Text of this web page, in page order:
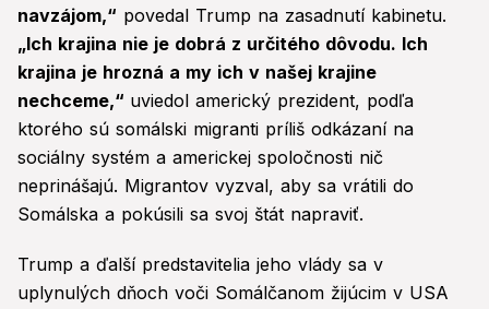
navzájom,“ povedal Trump na zasadnutí kabinetu.
„Ich krajina nie je dobrá z určitého dôvodu. Ich
krajina je hrozná a my ich v našej krajine
nechceme,“ uviedol americký prezident, podľa
ktorého sú somálski migranti príliš odkázaní na
sociálny systém a americkej spoločnosti nič
neprinášajú. Migrantov vyzval, aby sa vrátili do
Somálska a pokúsili sa svoj štát napraviť.
Trump a ďalší predstavitelia jeho vlády sa v
uplynulých dňoch voči Somálčanom žijúcim v USA